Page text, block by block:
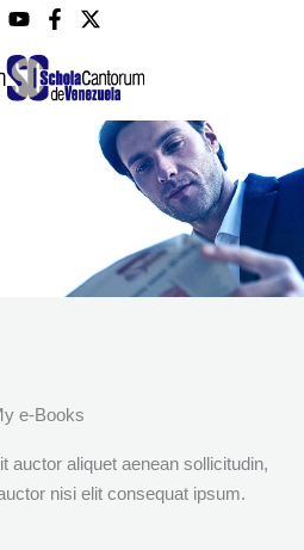
e-Books
auctor aliquet aenean sollicitudin,
nisi elit consequat ipsum.